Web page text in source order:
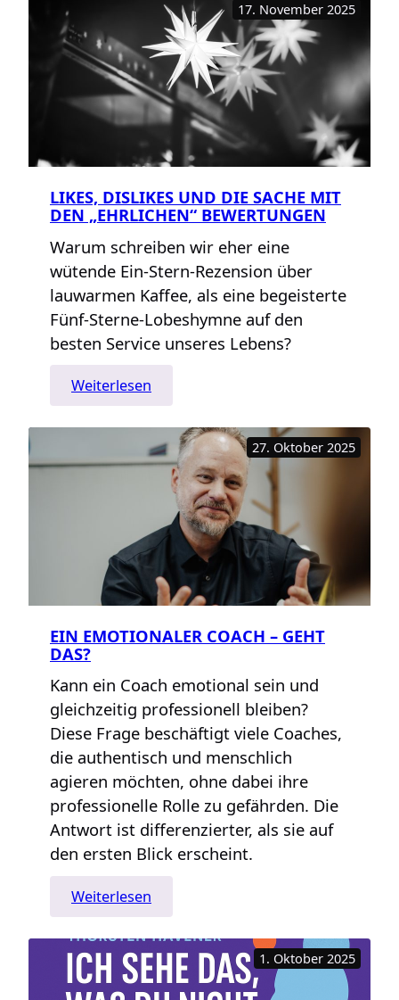
andhaltig
über
AKAYO
und
CO3
17. November 2025
LIKES, DISLIKES UND DIE SACHE MIT
DEN „EHRLICHEN“ BEWERTUNGEN
Warum schreiben wir eher eine
wütende Ein-Stern-Rezension über
lauwarmen Kaffee, als eine begeisterte
Fünf-Sterne-Lobeshymne auf den
besten Service unseres Lebens?
Weiterlesen
Likes,
Dislikes
und
die
Sache
den
„ehrlichen“
Bewertungen
27. Oktober 2025
EIN EMOTIONALER COACH – GEHT
DAS?
Kann ein Coach emotional sein und
gleichzeitig professionell bleiben?
Diese Frage beschäftigt viele Coaches,
die authentisch und menschlich
agieren möchten, ohne dabei ihre
professionelle Rolle zu gefährden. Die
Antwort ist differenzierter, als sie auf
den ersten Blick erscheint.
Weiterlesen
Ein
emotionaler
Coach
–
1. Oktober 2025